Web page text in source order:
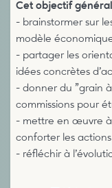
Cet objectif
- brainstormer sur
modèle
- partager les
idées concrètes
- donner du "grain
commissions pour
- mettre en œuvre
conforter les
- réfléchir à